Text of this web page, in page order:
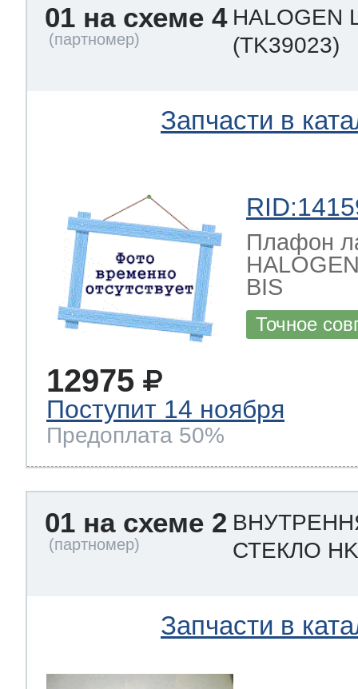
01 на схеме 4 HALOGEN
(TK39023)
Запчасти в
Плафон
BIS
Точное
12975
Поступит 14 ноября
Предоплата 50%
01 на схеме 2
СТЕКЛО
Запчасти в